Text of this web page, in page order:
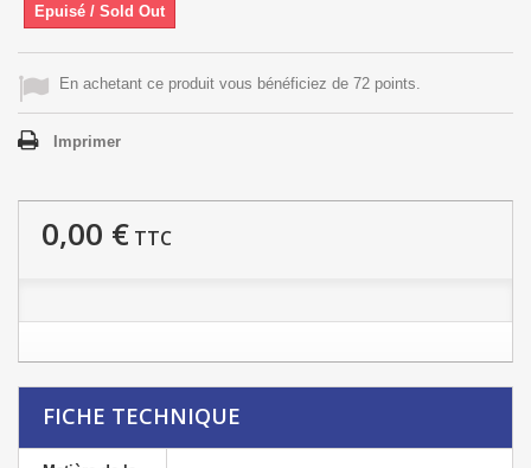
Epuisé / Sold Out
En achetant ce produit vous bénéficiez de 72 points.
Imprimer
0,00 € TTC
FICHE TECHNIQUE